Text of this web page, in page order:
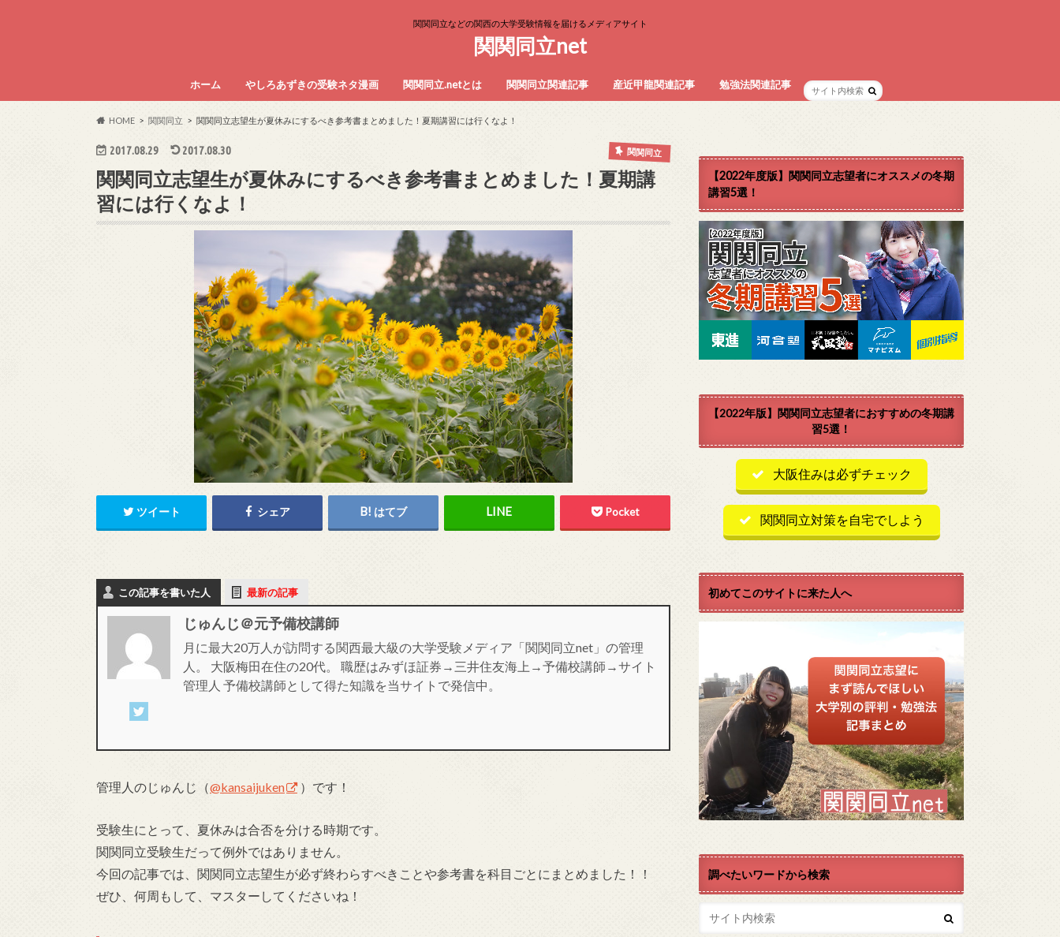
関関同立などの関西の大学受験情報を届けるメディアサイト
関関同立net
ホーム やしろあずきの受験ネタ漫画 関関同立.netとは 関関同立関連記事 産近甲龍関連記事 勉強法関連記事
HOME 関関同立 関関同立志望生が夏休みにするべき参考書まとめました！夏期講習には行くなよ！
2017.08.29 2017.08.30 関関同立
関関同立志望生が夏休みにするべき参考書まとめました！夏期講
習には行くなよ！
ツイート シェア はてブ Pocket
この記事を書いた人 最新の記事
じゅんじ＠元予備校講師
月に最大20万人が訪問する関西最大級の大学受験メディア「関関同立net」の管理
人。 大阪梅田在住の20代。 職歴はみずほ証券→三井住友海上→予備校講師→サイト
管理人 予備校講師として得た知識を当サイトで発信中。
管理人のじゅんじ（@kansaijuken ）です！
受験生にとって、夏休みは合否を分ける時期です。
関関同立受験生だって例外ではありません。
今回の記事では、関関同立志望生が必ず終わらすべきことや参考書を科目ごとにまとめました！！
ぜひ、何周もして、マスターしてくださいね！
【2022年度版】関関同立志望者にオススメの冬期
講習5選！
【2022年版】関関同立志望者におすすめの冬期講
習5選！
大阪住みは必ずチェック
関関同立対策を自宅でしよう
初めてこのサイトに来た人へ
調べたいワードから検索